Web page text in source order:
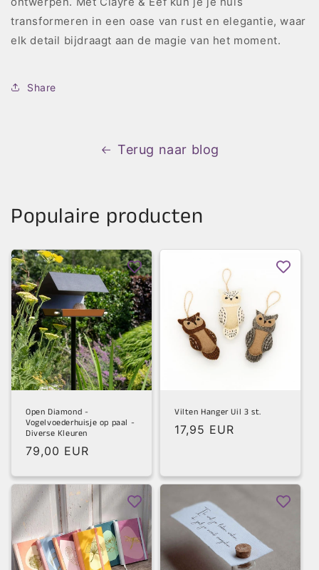
transformeren in een oase van rust en elegantie, waar
elk detail bijdraagt aan de magie van het moment.
Share
Terug naar blog
Populaire producten
Open Diamond -
Vogelvoederhuisje op paal -
Diverse Kleuren
Normale
79,00 EUR
Vilten Hanger Uil 3 st.
Normale
17,95 EUR